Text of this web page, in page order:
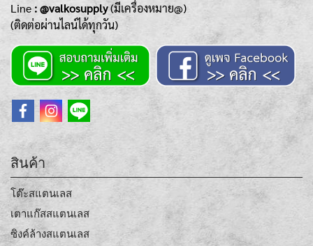
Line : @valkosupply(มีเครื่องหมาย@)
(ติดต่อผ่านไลน์ได้ทุกวัน)
สินค้า
โต๊ะสแตนเลส
เตาแก๊สสแตนเลส
ซิงค์ล้างสแตนเลส